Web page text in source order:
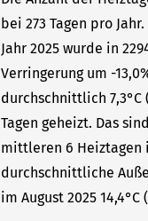
bei 273 Tagen pro
Jahr 2025 wurde in
Verringerung um -
durchschnittlich 7,3°C
Tagen geheizt. Das
mittleren 6 Heiztagen
durchschnittliche
im August 2025 14,4°C